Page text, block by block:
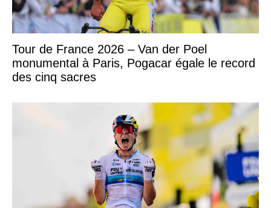
Tour de France 2026 – Van der Poel
monumental à Paris, Pogacar égale le record
des cinq sacres